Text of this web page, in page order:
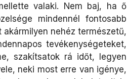
valaki. Nem baj, ha ő
mindennél fontosabb
nehéz természetű,
tevékenységeteket,
szakítsatok rá időt, legyen
neki most erre van igénye,